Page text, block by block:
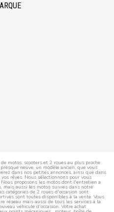
motos, scooters et 2 roues au plus proche
neuve, un modèle ancien, que vous
dans nos petites annonces, ainsi que dans
rêves. Nous sélectionnons pour vous
proposons les motos dont l'entretien a
mais aussi les motos suivies dans notre
catégories de 2 roues d'occasion sont
sont toutes disponibles à la vente. Vous
réseau mais aussi de tous les services à la
véhicule d'occasion. Votre achat